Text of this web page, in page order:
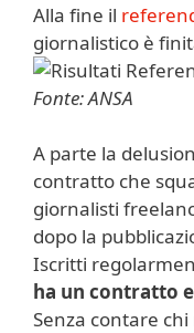
Alla fine il
giornalistico è
Fonte: ANSA
A parte la
contratto che
giornalisti
dopo la
Iscritti
ha un contratto e
Senza contare chi